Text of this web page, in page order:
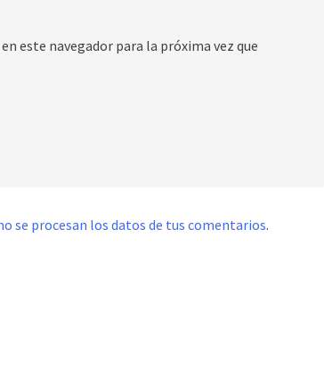
este navegador para la próxima vez que
se procesan los datos de tus comentarios.